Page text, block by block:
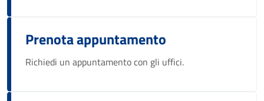
Prenota appuntamento
Richiedi un appuntamento con gli uffici.